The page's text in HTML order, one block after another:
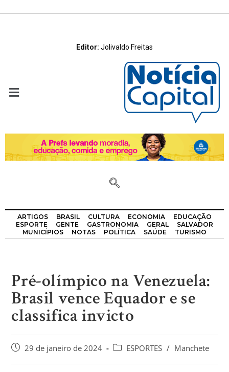
Editor: Jolivaldo Freitas
ARTIGOS BRASIL CULTURA ECONOMIA
EDUCAÇÃO
ESPORTE
GENTE GASTRONOMIA GERAL
SALVADOR
MUNICÍPIOS
NOTAS POLÍTICA SAÚDE TURISMO
Pré-olímpico na Venezuela:
Brasil vence Equador e se
classifica invicto
29 de janeiro de 2024 ESPORTES / Manchete